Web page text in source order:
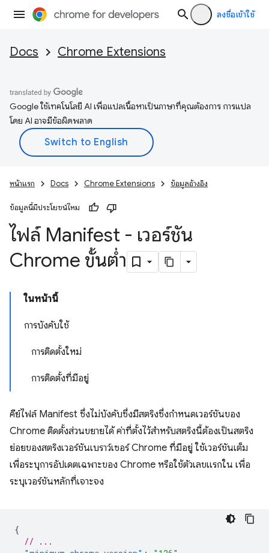
ลงชื่อเข้าใช้
Docs Chrome Extensions
Google ใช้เทคโนโลยี AI เพื่อแปลเนื้อหาเป็นภาษาที่คุณต้องการ การแปล
โดย AI อาจมีข้อผิดพลาด
หน้าแรก Docs Chrome Extensions ข้อมูลอ้างอิง
ข้อมูลนี้มีประโยชน์ไหม
ไฟล์ Manifest - เวอร์ชัน
Chrome ขั้นต่ำ
ในหน้านี้
การบังคับใช้
การติดตั้งใหม่
การติดตั้งที่มีอยู่
คีย์ไฟล์ Manifest ซึ่งไม่บังคับซึ่งมีสตริงซึ่งกำหนดเวอร์ชันของ
Chrome ติดตั้งส่วนขยายได้ ค่าที่ตั้งไว้สำหรับสตริงนี้ต้องเป็นสตริง
ย่อยของสตริงเวอร์ชันเบราว์เซอร์ Chrome ที่มีอยู่ ใช้เวอร์ชันเต็ม
เพื่อระบุการอัปเดตเฉพาะของ Chrome หรือใช้ตัวเลขแรกใน เพื่อ
ระบุเวอร์ชันหลักที่เจาะจง
{
// ...